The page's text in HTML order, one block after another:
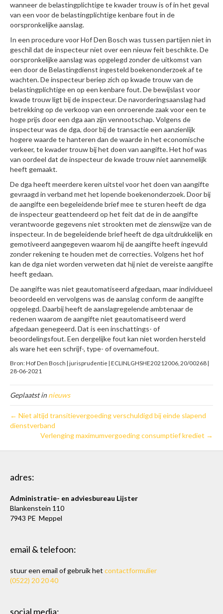
wanneer de belastingplichtige te kwader trouw is of in het geval
van een voor de belastingplichtige kenbare fout in de
oorspronkelijke aanslag.
In een procedure voor Hof Den Bosch was tussen partijen niet in
geschil dat de inspecteur niet over een nieuw feit beschikte. De
oorspronkelijke aanslag was opgelegd zonder de uitkomst van
een door de Belastingdienst ingesteld boekenonderzoek af te
wachten. De inspecteur beriep zich op kwade trouw van de
belastingplichtige en op een kenbare fout. De bewijslast voor
kwade trouw ligt bij de inspecteur. De navorderingsaanslag had
betrekking op de verkoop van een onroerende zaak voor een te
hoge prijs door een dga aan zijn vennootschap. Volgens de
inspecteur was de dga, door bij de transactie een aanzienlijk
hogere waarde te hanteren dan de waarde in het economische
verkeer, te kwader trouw bij het doen van aangifte. Het hof was
van oordeel dat de inspecteur de kwade trouw niet aannemelijk
heeft gemaakt.
De dga heeft meerdere keren uitstel voor het doen van aangifte
gevraagd in verband met het lopende boekenonderzoek. Door bij
de aangifte een begeleidende brief mee te sturen heeft de dga
de inspecteur geattendeerd op het feit dat de in de aangifte
verantwoorde gegevens niet strookten met de zienswijze van de
inspecteur. In de begeleidende brief heeft de dga uitdrukkelijk en
gemotiveerd aangegeven waarom hij de aangifte heeft ingevuld
zonder rekening te houden met de correcties. Volgens het hof
kan de dga niet worden verweten dat hij niet de vereiste aangifte
heeft gedaan.
De aangifte was niet geautomatiseerd afgedaan, maar individueel
beoordeeld en vervolgens was de aanslag conform de aangifte
opgelegd. Daarbij heeft de aanslagregelende ambtenaar de
redenen waarom de aangifte niet geautomatiseerd werd
afgedaan genegeerd. Dat is een inschattings- of
beoordelingsfout. Een dergelijke fout kan niet worden hersteld
als ware het een schrijf-, type- of overnamefout.
Bron: Hof Den Bosch | jurisprudentie | ECLINLGHSHE20212006, 20/00268 |
28-06-2021
Geplaatst innieuws
← Niet altijd transitievergoeding verschuldigd bij einde slapend
dienstverband
Verlenging maximumvergoeding consumptief krediet →
adres:
Administratie- en adviesbureau Lijster
Blankenstein 110
7943 PE Meppel
email & telefoon:
stuur een email of gebruik het contactformulier
(0522) 20 20 40
social media: